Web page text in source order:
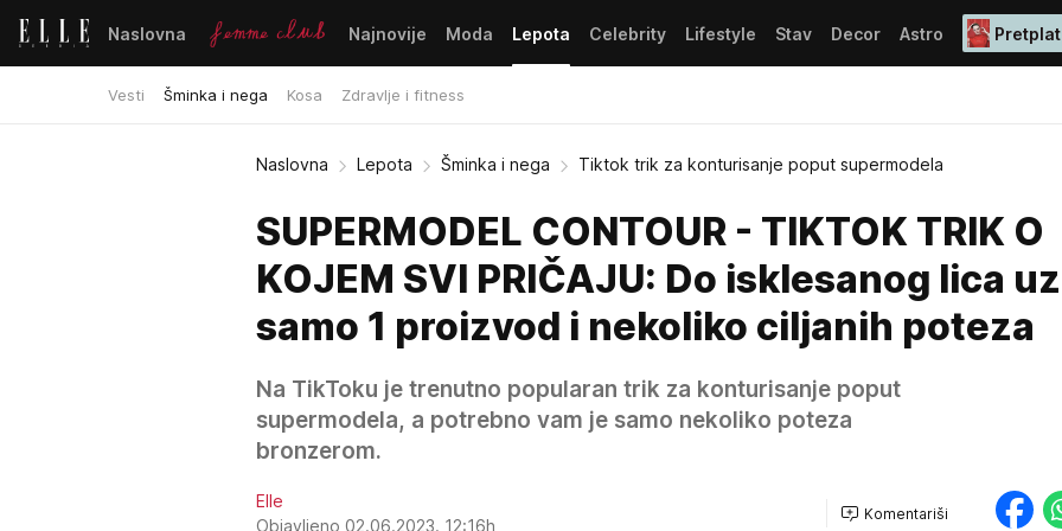
Naslovna Najnovije Moda Lepota
Vesti Šminka i nega Kosa Zdravlje i fitness
Celebrity Lifestyle Stav Decor Astro
Naslovna Lepota Šminka i nega Tiktok trik za konturisanje poput supermodela
SUPERMODEL CONTOUR - TIKTOK TRIK O
KOJEM SVI PRIČAJU: Do isklesanog lica uz
samo 1 proizvod i nekoliko ciljanih poteza
Na TikToku je trenutno popularan trik za konturisanje poput
supermodela, a potrebno vam je samo nekoliko poteza
bronzerom.
Elle
Objavljeno 02.06.2023. 12:16h
Komentariši